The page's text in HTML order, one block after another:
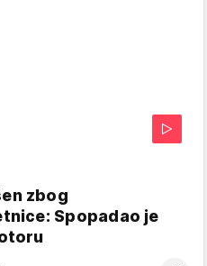
zbog
Spopadao je